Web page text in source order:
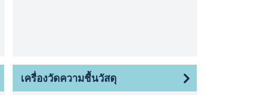
เครื่องวัดความชื้นวัสดุ